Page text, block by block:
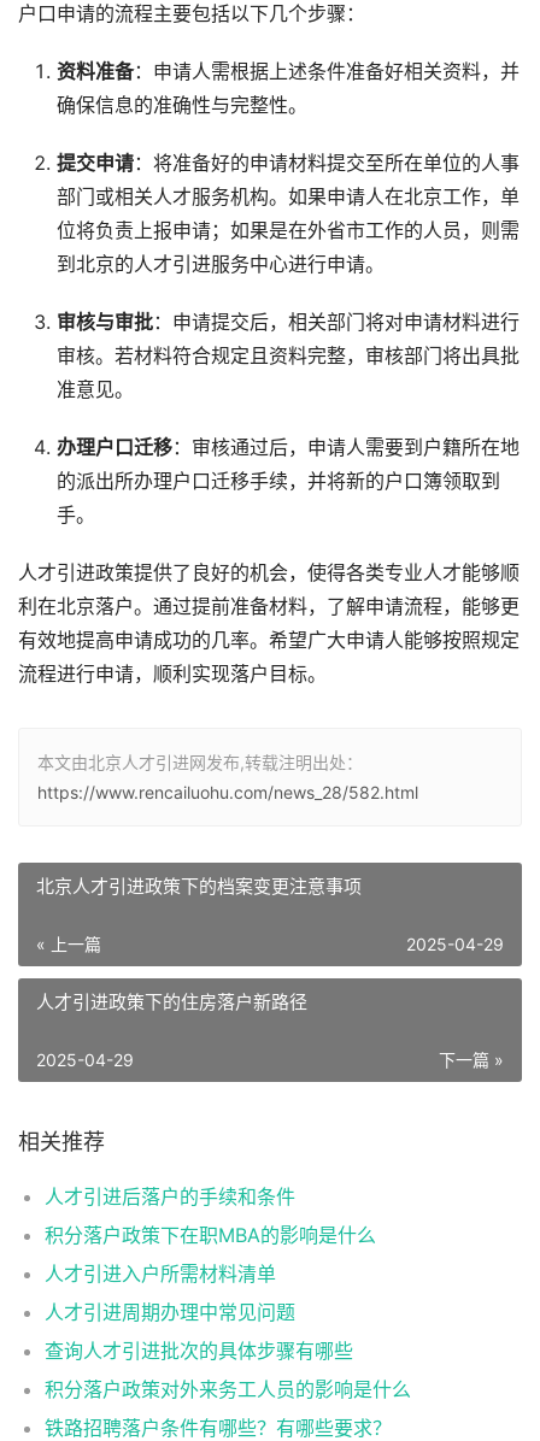
户口申请的流程主要包括以下几个步骤：
资料准备：申请人需根据上述条件准备好相关资料，并
确保信息的准确性与完整性。
提交申请：将准备好的申请材料提交至所在单位的人事
部门或相关人才服务机构。如果申请人在北京工作，单
位将负责上报申请；如果是在外省市工作的人员，则需
到北京的人才引进服务中心进行申请。
审核与审批：申请提交后，相关部门将对申请材料进行
审核。若材料符合规定且资料完整，审核部门将出具批
准意见。
办理户口迁移：审核通过后，申请人需要到户籍所在地
的派出所办理户口迁移手续，并将新的户口簿领取到
手。
人才引进政策提供了良好的机会，使得各类专业人才能够顺
利在北京落户。通过提前准备材料，了解申请流程，能够更
有效地提高申请成功的几率。希望广大申请人能够按照规定
流程进行申请，顺利实现落户目标。
本文由北京人才引进网发布,转载注明出处：
https://www.rencailuohu.com/news_28/582.html
北京人才引进政策下的档案变更注意事项
« 上一篇 2025-04-29
人才引进政策下的住房落户新路径
下一篇 »
2025-04-29
相关推荐
人才引进后落户的手续和条件
积分落户政策下在职MBA的影响是什么
人才引进入户所需材料清单
人才引进周期办理中常见问题
查询人才引进批次的具体步骤有哪些
积分落户政策对外来务工人员的影响是什么
铁路招聘落户条件有哪些？有哪些要求？